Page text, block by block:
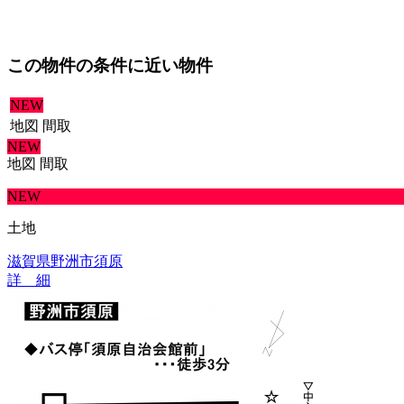
この物件の条件に近い物件
NEW
地図 間取
NEW
地図 間取
NEW
土地
滋賀県野洲市須原
詳 細